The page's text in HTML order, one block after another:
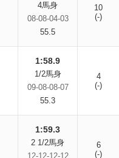
4馬身
08-08-04-03
55.5
10
(-)
1:58.9
1/2馬身
09-08-08-07
55.3
4
(-)
1:59.3
2 1/2馬身
12-12-12-12
6
(-)